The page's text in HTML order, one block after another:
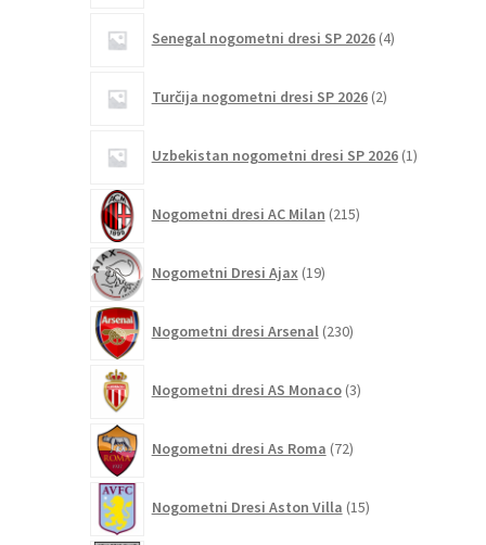
Senegal nogometni dresi SP 2026 4izdelki
Turčija nogometni dresi SP 2026 2izdelka
Uzbekistan nogometni dresi SP 2026 1izdelek
Nogometni dresi AC Milan 215izdelkov
Nogometni Dresi Ajax 19izdelkov
Nogometni dresi Arsenal 230izdelkov
Nogometni dresi AS Monaco 3izdelki
Nogometni dresi As Roma 72izdelkov
Nogometni Dresi Aston Villa 15izdelkov